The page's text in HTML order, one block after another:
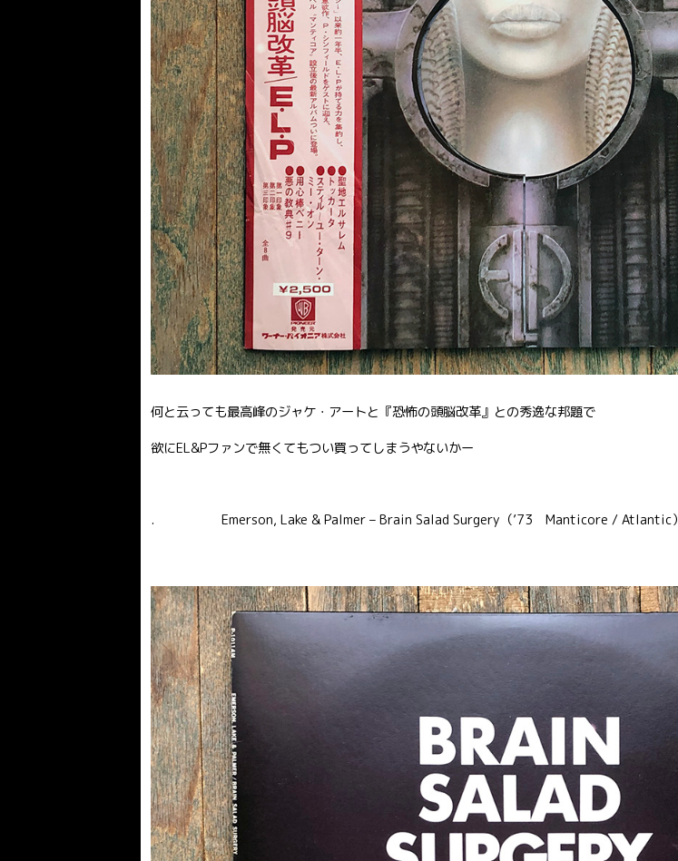
何と云っても最高峰のジャケ・アートと『恐怖の頭脳改革』との秀逸な邦題で
欲にEL&Pファンで無くてもつい買ってしまうやないかー
. Emerson, Lake & Palmer – Brain Salad Surgery（’73 Manticore / Atlantic）